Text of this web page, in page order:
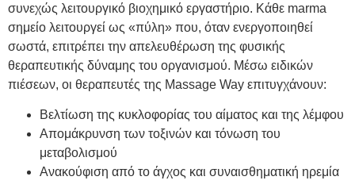
συνεχώς λειτουργικό βιοχημικό εργαστήριο. Κάθε marma
σημείο λειτουργεί ως «πύλη» που, όταν ενεργοποιηθεί
σωστά, επιτρέπει την απελευθέρωση της φυσικής
θεραπευτικής δύναμης του οργανισμού. Μέσω ειδικών
πιέσεων, οι θεραπευτές της Massage Way επιτυγχάνουν:
Βελτίωση της κυκλοφορίας του αίματος και της λέμφου
Απομάκρυνση των τοξινών και τόνωση του
μεταβολισμού
Ανακούφιση από το άγχος και συναισθηματική ηρεμία